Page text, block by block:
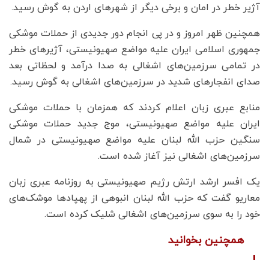
آژیر خطر در امان و برخی دیگر از شهرهای اردن به گوش رسید.
همچنین ظهر امروز و در پی انجام دور جدیدی از حملات موشکی
جمهوری اسلامی ایران علیه مواضع صهیونیستی، آژیرهای خطر
در تمامی سرزمین‌های اشغالی به صدا درآمد و لحظاتی بعد
صدای انفجارهای شدید در سرزمین‌های اشغالی به گوش رسید.
منابع عبری زبان اعلام کردند که همزمان با حملات موشکی
ایران علیه مواضع صهیونیستی، موج جدید حملات موشکی
سنگین حزب الله لبنان علیه مواضع صهیونیستی در شمال
سرزمین‌های اشغالی نیز آغاز شده است.
یک افسر ارشد ارتش رژیم صهیونیستی به روزنامه عبری زبان
معاریو گفت که حزب الله لبنان انبوهی از پهپادها موشک‌های
خود را به سوی سرزمین‌های اشغالی شلیک کرده است.
همچنین بخوانید